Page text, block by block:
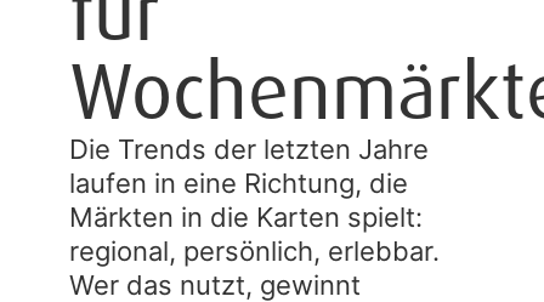
Die Trends der letzten Jahre
laufen in eine Richtung, die
Märkten in die Karten spielt:
regional, persönlich, erlebbar.
Wer das nutzt, gewinnt